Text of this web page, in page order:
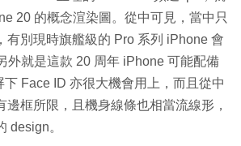
20 的概念渲染圖。從中可見，當中只
有別現時旗艦級的 Pro 系列 iPhone 會
外就是這款 20 周年 iPhone 可能配備
Face ID 亦很大機會用上，而且從中
邊框所限，且機身線條也相當流線形，
design。